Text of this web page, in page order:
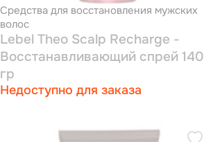
Средства для восстановления мужских
волос
Lebel Theo Scalp Recharge -
Восстанавливающий спрей 140
гр
Недоступно для заказа